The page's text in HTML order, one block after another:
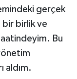
gerçek
bir birlik ve
Bu
aldım.